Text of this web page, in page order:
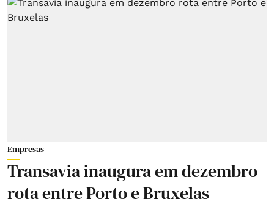
Empresas
Transavia inaugura em dezembro
rota entre Porto e Bruxelas